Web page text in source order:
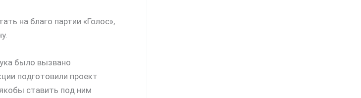
на благо партии «Голос»,
было вызвано
подготовили проект
ставить под ним